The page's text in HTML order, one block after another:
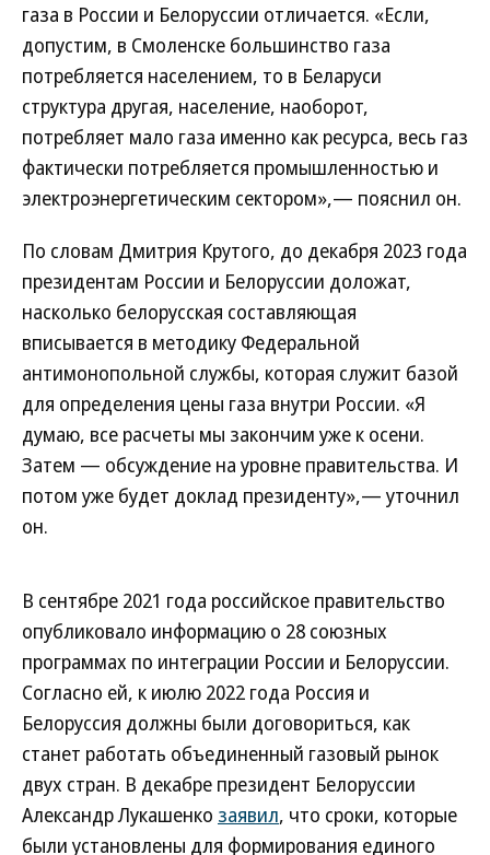
газа в России и Белоруссии отличается. «Если,
допустим, в Смоленске большинство газа
потребляется населением, то в Беларуси
структура другая, население, наоборот,
потребляет мало газа именно как ресурса, весь газ
фактически потребляется промышленностью и
электроэнергетическим сектором»,— пояснил он.
По словам Дмитрия Крутого, до декабря 2023 года
президентам России и Белоруссии доложат,
насколько белорусская составляющая
вписывается в методику Федеральной
антимонопольной службы, которая служит базой
для определения цены газа внутри России. «Я
думаю, все расчеты мы закончим уже к осени.
Затем — обсуждение на уровне правительства. И
потом уже будет доклад президенту»,— уточнил
он.
В сентябре 2021 года российское правительство
опубликовало информацию о 28 союзных
программах по интеграции России и Белоруссии.
Согласно ей, к июлю 2022 года Россия и
Белоруссия должны были договориться, как
станет работать объединенный газовый рынок
двух стран. В декабре президент Белоруссии
Александр Лукашенко заявил, что сроки, которые
были установлены для формирования единого